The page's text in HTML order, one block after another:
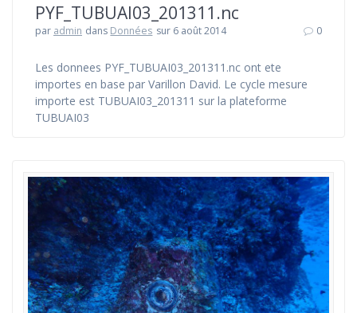
PYF_TUBUAI03_201311.nc
par admin dans Données sur 6 août 2014 0
Les donnees PYF_TUBUAI03_201311.nc ont ete
importes en base par Varillon David. Le cycle mesure
importe est TUBUAI03_201311 sur la plateforme
TUBUAI03